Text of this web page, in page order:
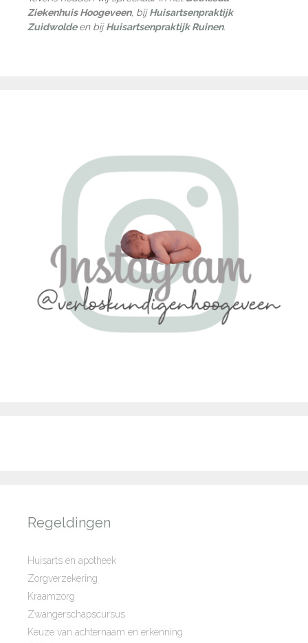
Ziekenhuis Hoogeveen, bijHuisartsenpraktijk
Zuidwolde en bijHuisartsenpraktijk Ruinen.
Regeldingen
Huisarts en apotheek
Zorgverzekering
Kraamzorg
Zwangerschapscursus
Keuze van achternaam en erkenning